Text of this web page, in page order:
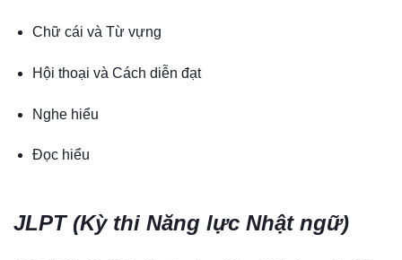
Chữ cái và Từ vựng
Hội thoại và Cách diễn đạt
Nghe hiểu
Đọc hiểu
JLPT (Kỳ thi Năng lực Nhật ngữ)